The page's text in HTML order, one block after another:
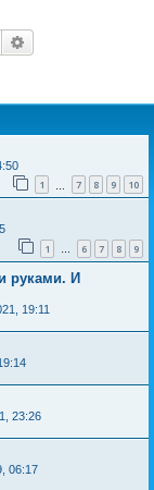
Поиск
1 7 8 9 10
1 … 6 7 8 9
руками. И
19:11
23:26
06:17